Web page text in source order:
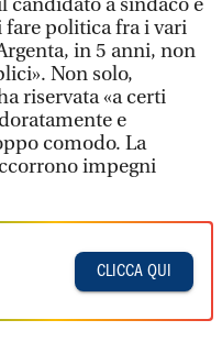
candidato a sindaco e
politica fra i vari
in 5 anni, non
Non solo,
riservata «a certi
e
comodo. La
impegni
CLICCA QUI